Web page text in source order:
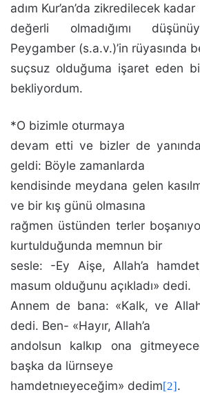
adım Kur’an’da zikredilecek kadar
değerli olmadığımı
Peygamber (s.a.v.)’in rüyasında
suçsuz olduğu­ma işaret eden
bekliyordum.
*O bizimle oturmaya
devam etti ve bizler de
geldi: Böyle zamanlarda
kendisinde meyda­na gelen
ve bir kış günü olmasına
rağmen üstünden terler
kurtul­duğunda memnun bir
sesle: -Ey Aişe, Allah’a
masum olduğunu açıkladı» dedi.
Annem de ba­na: «Kalk, ve
dedi. Ben- «Hayır, Allah’a
andolsun kalkıp ona
başka da lürnseye
hamdetnıeyeceğim» dedim[2].